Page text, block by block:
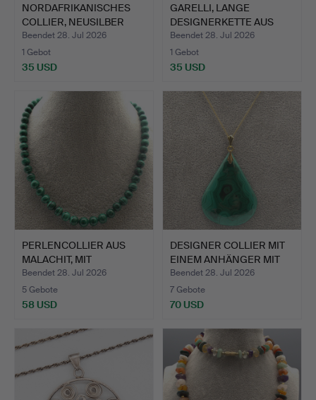
NORDAFRIKANISCHES
COLLIER, NEUSILBER
UND M…
Beendet 28. Jul 2026
1 Gebot
35 USD
GARELLI, LANGE
DESIGNERKETTE AUS
835ER SIL…
Beendet 28. Jul 2026
1 Gebot
35 USD
PERLENCOLLIER AUS
MALACHIT, MIT
SCHRAUBVER…
Beendet 28. Jul 2026
5 Gebote
58 USD
DESIGNER COLLIER MIT
EINEM ANHÄNGER MIT
GR…
Beendet 28. Jul 2026
7 Gebote
70 USD